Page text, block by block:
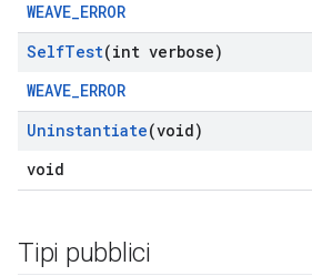
WEAVE_ERROR
SelfTest(int verbose)
WEAVE_ERROR
Uninstantiate(void)
void
Tipi pubblici